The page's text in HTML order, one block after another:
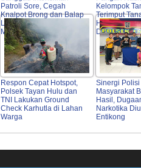
Patroli Sore, Cegah
Knalpot Brong dan Balap
Liar Demi Keselamatan
Masyarakat
Kelompok
Terimput
Hibrida di
Didampingi
Respon Cepat Hotspot,
Polsek Tayan Hulu dan
TNI Lakukan Ground
Check Karhutla di Lahan
Warga
Sinergi Polisi
Masyarakat
Hasil,
Narkotika
Entikong